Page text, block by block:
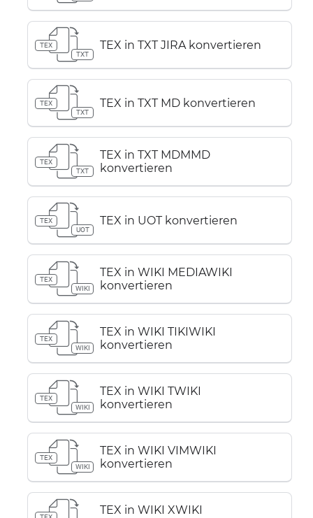
TEX
TXT
TEX in TXT JIRA konvertieren
TEX
TXT
TEX in TXT MD konvertieren
TEX
TXT
TEX in TXT MDMMD
konvertieren
TEX
UOT
TEX in UOT konvertieren
TEX
WIKI
TEX in WIKI MEDIAWIKI
konvertieren
TEX
WIKI
TEX in WIKI TIKIWIKI
konvertieren
TEX
WIKI
TEX in WIKI TWIKI
konvertieren
TEX
WIKI
TEX in WIKI VIMWIKI
konvertieren
TEX in WIKI XWIKI